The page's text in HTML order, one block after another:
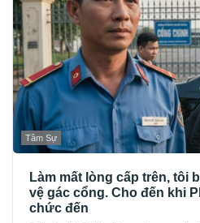
Tâm Sự
Làm mất lòng cấp trên, tôi
vệ gác cổng. Cho đến khi
chức đến